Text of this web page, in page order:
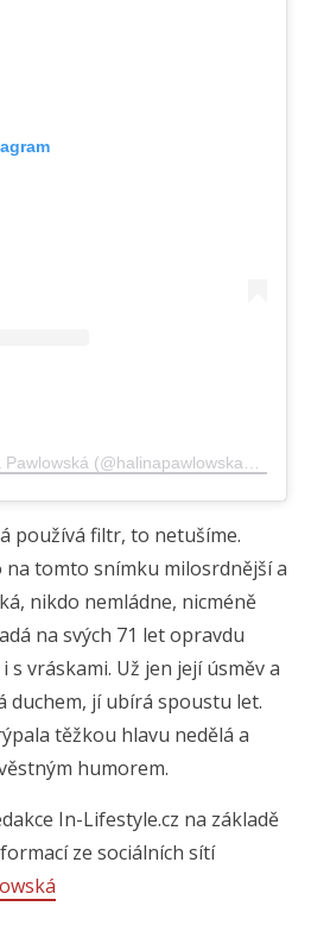
A post shared by Halina Pawlowská (@halinapawlowska_official)
používá filtr, to netušíme.
tomto snímku milosrdnější a
nikdo nemládne, nicméně
na svých 71 let opravdu
vráskami. Už jen její úsměv a
duchem, jí ubírá spoustu let.
těžkou hlavu nedělá a
humorem.
In-Lifestyle.cz na základě
ze sociálních sítí